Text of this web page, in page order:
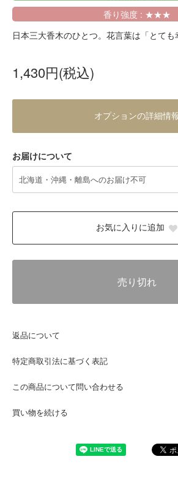
香り強度 : ★★★
日本三大香木のひとつ。花言葉は「とても
1,430円(税込)
オプションの詳細情
お届けについて
お気に入りに追加
売り切れ
返品について
特定商取引法に基づく表記
この商品について問い合わせる
買い物を続ける